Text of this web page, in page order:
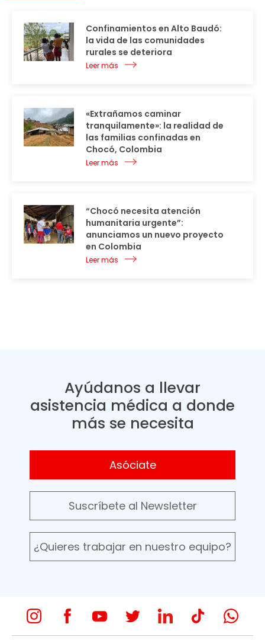
Confinamientos en Alto Baudó:
la vida de las comunidades
rurales se deteriora
Leer más
«Extrañamos caminar
tranquilamente»: la realidad de
las familias confinadas en
Chocó, Colombia
Leer más
“Chocó necesita atención
humanitaria urgente”:
anunciamos un nuevo proyecto
en Colombia
Leer más
Ayúdanos a llevar
asistencia médica a donde
más se necesita
Asóciate
Suscríbete al Newsletter
¿Quieres trabajar en nuestro equipo?